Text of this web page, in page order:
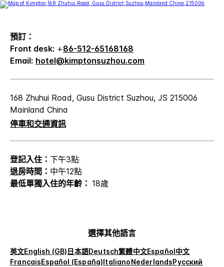
預訂：
Front desk: +86-512-65168168
Email: hotel@kimptonsuzhou.com
168 Zhuhui Road, Gusu District Suzhou, JS 215006
Mainland China
停車和交通資訊
登記入住： 下午3點
退房時間： 中午12點
最低單獨入住的年齡： 18歲
選擇其他語言
英文English (GB)日本語Deutsch繁體中文Español中文
FrançaisEspañol (España)ItalianoNederlandsРусский